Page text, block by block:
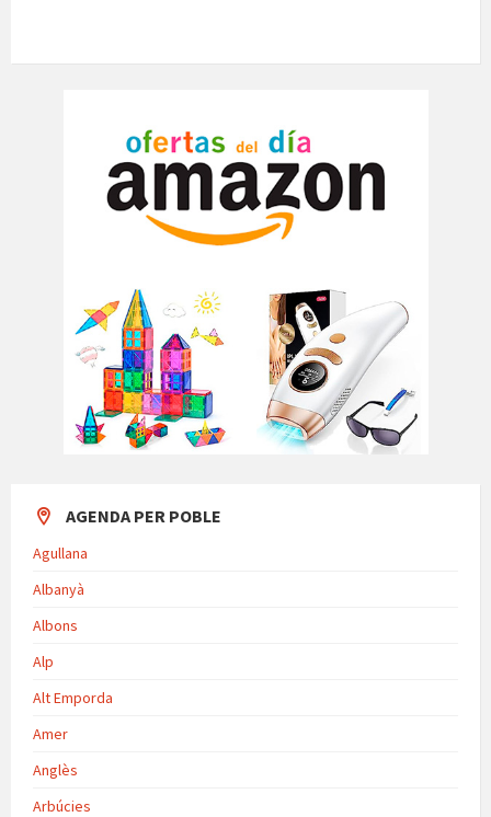
AGENDA PER POBLE
Agullana
Albanyà
Albons
Alp
Alt Emporda
Amer
Anglès
Arbúcies